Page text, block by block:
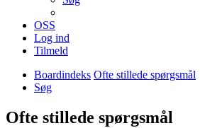
OSS
Log ind
Tilmeld
Boardindeks Ofte stillede spørgsmål
Søg
Ofte stillede spørgsmål